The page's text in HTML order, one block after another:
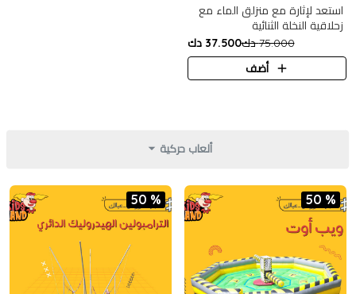
استعد لإثارة مع منزلق الماء مع
زحلاقية النخلة الثنائية
75.000 دك
37.500 دك
أضف
ألعاب حركية
50 %
50 %